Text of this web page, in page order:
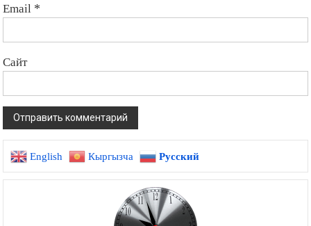
Email *
Сайт
English Кыргызча Русский